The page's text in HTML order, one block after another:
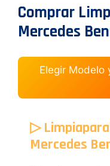
Comprar
Mercedes
Elegir Modelo
▷
Mercedes